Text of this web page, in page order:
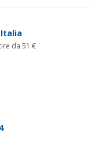
da 51 €